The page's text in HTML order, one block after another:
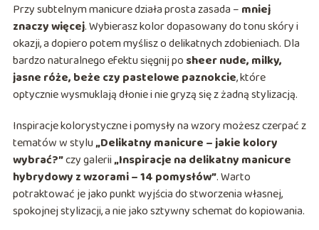
Przy subtelnym manicure działa prosta zasada – mniej
znaczy więcej. Wybierasz kolor dopasowany do tonu skóry i
okazji, a dopiero potem myślisz o delikatnych zdobieniach. Dla
bardzo naturalnego efektu sięgnij po sheer nude, milky,
jasne róże, beże czy pastelowe paznokcie, które
optycznie wysmuklają dłonie i nie gryzą się z żadną stylizacją.
Inspiracje kolorystyczne i pomysły na wzory możesz czerpać z
tematów w stylu„Delikatny manicure – jakie kolory
wybrać?”czy galerii„Inspiracje na delikatny manicure
hybrydowy z wzorami – 14 pomysłów”. Warto
potraktować je jako punkt wyjścia do stworzenia własnej,
spokojnej stylizacji, a nie jako sztywny schemat do kopiowania.